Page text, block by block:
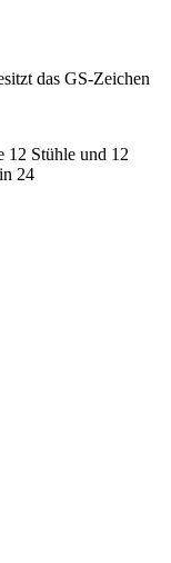
das GS-Zeichen
12 Stühle und 12
24